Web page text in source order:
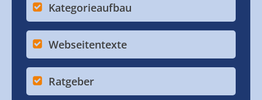
Kategorieaufbau
Webseitentexte
Ratgeber